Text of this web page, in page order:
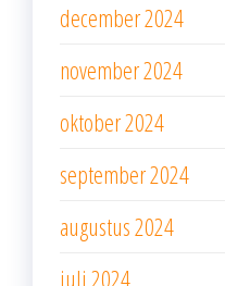
december 2024
november 2024
oktober 2024
september 2024
augustus 2024
juli 2024